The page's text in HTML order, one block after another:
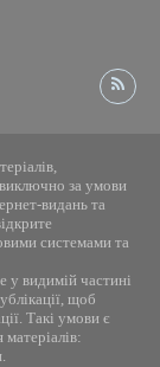
за умови
видань та
системами та
видимій частині
щоб
Такі умови є